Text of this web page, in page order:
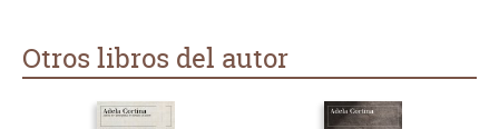
Otros libros del autor